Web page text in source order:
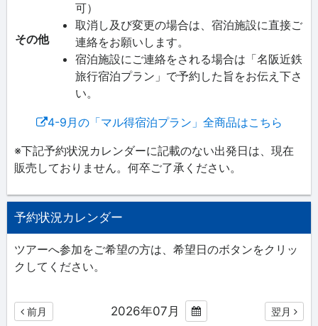
その他
可）
取消し及び変更の場合は、宿泊施設に直接ご
連絡をお願いします。
宿泊施設にご連絡をされる場合は「名阪近鉄
旅行宿泊プラン」で予約した旨をお伝え下さ
い。
4-9月の「マル得宿泊プラン」全商品はこちら
※下記予約状況カレンダーに記載のない出発日は、現在
販売しておりません。何卒ご了承ください。
予約状況カレンダー
ツアーへ参加をご希望の方は、希望日のボタンをクリッ
クしてください。
前月 2026年07月 翌月